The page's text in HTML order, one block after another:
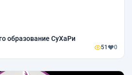
образование СуХаРи
51 0